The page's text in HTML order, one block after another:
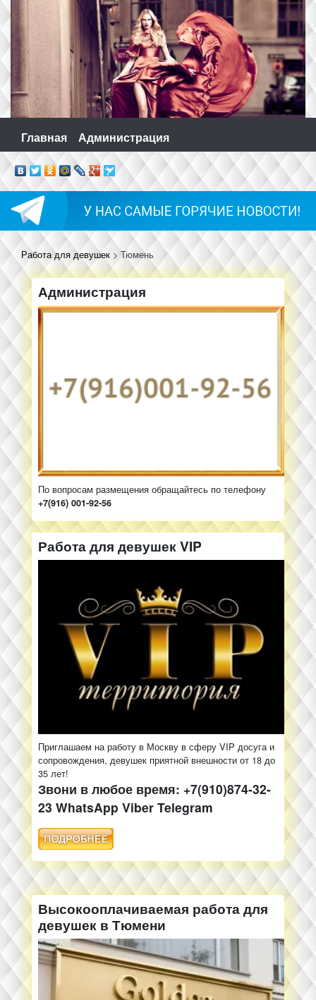
Skip
to
content
ДЕВУШЕК
ТЮМЕНЬ
Главная Администрация
Работа для девушек > Тюмень
Администрация
По вопросам размещения обращайтесь по телефону
+7(916) 001-92-56
Работа для девушек VIP
Приглашаем на работу в Москву в сферу VIP досуга и
сопровождения, девушек приятной внешности от 18 до
35 лет!
Звони в любое время: +7(910)874-32-
23 WhatsApp Viber Telegram
Высокооплачиваемая работа для
девушек в Тюмени